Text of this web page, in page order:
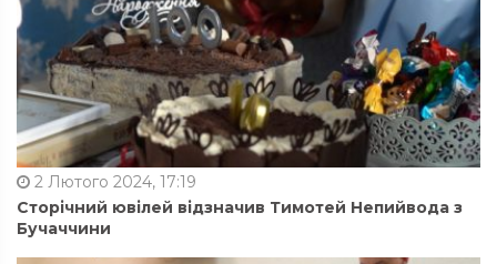
2 Лютого 2024, 17:19
Сторічний ювілей відзначив Тимотей Непийвода з
Бучаччини